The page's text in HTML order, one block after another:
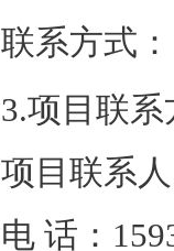
联系方式：
3.项目联系
项目联系人
电 话：